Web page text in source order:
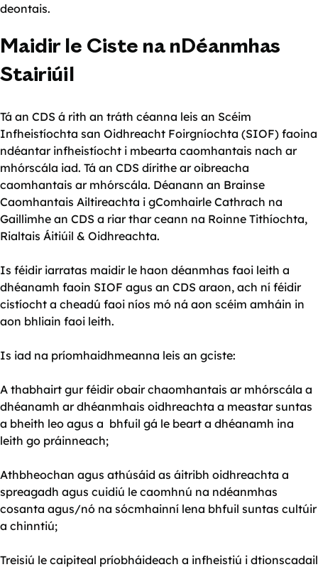
deontais.
Maidir le Ciste na nDéanmhas
Stairiúil
Tá an CDS á rith an tráth céanna leis an Scéim
Infheistíochta san Oidhreacht Foirgníochta (SIOF) faoina
ndéantar infheistíocht i mbearta caomhantais nach ar
mhórscála iad. Tá an CDS dírithe ar oibreacha
caomhantais ar mhórscála. Déanann an Brainse
Caomhantais Ailtireachta i gComhairle Cathrach na
Gaillimhe an CDS a riar thar ceann na Roinne Tithíochta,
Rialtais Áitiúil & Oidhreachta.
Is féidir iarratas maidir le haon déanmhas faoi leith a
dhéanamh faoin SIOF agus an CDS araon, ach ní féidir
cistíocht a cheadú faoi níos mó ná aon scéim amháin in
aon bhliain faoi leith.
Is iad na príomhaidhmeanna leis an gciste:
A thabhairt gur féidir obair chaomhantais ar mhórscála a
dhéanamh ar dhéanmhais oidhreachta a meastar suntas
a bheith leo agus a bhfuil gá le beart a dhéanamh ina
leith go práinneach;
Athbheochan agus athúsáid as áitribh oidhreachta a
spreagadh agus cuidiú le caomhnú na ndéanmhas
cosanta agus/nó na sócmhainní lena bhfuil suntas cultúir
a chinntiú;
Treisiú le caipiteal príobháideach a infheistiú i dtionscadail